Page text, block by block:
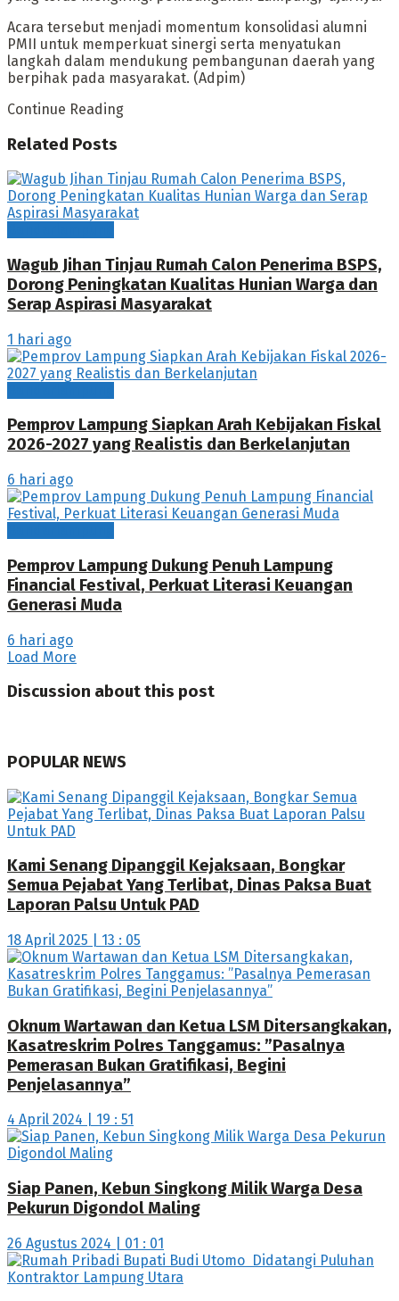
Acara tersebut menjadi momentum konsolidasi alumni
PMII untuk memperkuat sinergi serta menyatukan
langkah dalam mendukung pembangunan daerah yang
berpihak pada masyarakat. (Adpim)
Continue Reading
Related Posts
Wagub Jihan Tinjau Rumah Calon Penerima BSPS,
Dorong Peningkatan Kualitas Hunian Warga dan
Serap Aspirasi Masyarakat
1 hari ago
Pemprov Lampung Siapkan Arah Kebijakan Fiskal
2026-2027 yang Realistis dan Berkelanjutan
6 hari ago
Pemprov Lampung Dukung Penuh Lampung
Financial Festival, Perkuat Literasi Keuangan
Generasi Muda
6 hari ago
Load More
Discussion about this post
POPULAR NEWS
Kami Senang Dipanggil Kejaksaan, Bongkar
Semua Pejabat Yang Terlibat, Dinas Paksa Buat
Laporan Palsu Untuk PAD
18 April 2025 | 13 : 05
Oknum Wartawan dan Ketua LSM Ditersangkakan,
Kasatreskrim Polres Tanggamus: ”Pasalnya
Pemerasan Bukan Gratifikasi, Begini
Penjelasannya”
4 April 2024 | 19 : 51
Siap Panen, Kebun Singkong Milik Warga Desa
Pekurun Digondol Maling
26 Agustus 2024 | 01 : 01